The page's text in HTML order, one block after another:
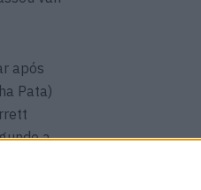
após
Pata)
a